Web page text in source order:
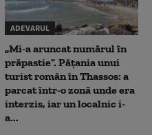
ADEVARUL
„Mi-a aruncat numărul în
prăpastie”. Pățania unui
turist român în Thassos: a
parcat într-o zonă unde era
interzis, iar un localnic i-
a...